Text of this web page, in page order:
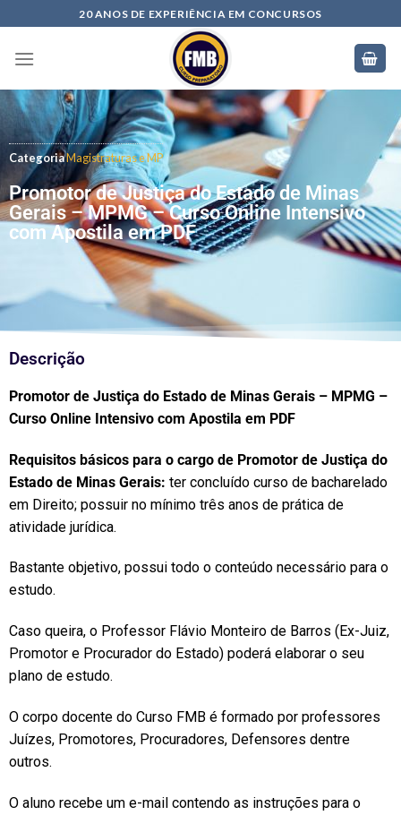
20 ANOS DE EXPERIÊNCIA EM CONCURSOS
CategoriaMagistraturas e MP
Promotor de Justiça do Estado de Minas
Gerais – MPMG – Curso Online Intensivo
com Apostila em PDF
Descrição
Promotor de Justiça do Estado de Minas Gerais – MPMG –
Curso Online Intensivo com Apostila em PDF
Requisitos básicos para o cargo de Promotor de Justiça do
Estado de Minas Gerais: ter concluído curso de bacharelado
em Direito; possuir no mínimo três anos de prática de
atividade jurídica.
Bastante objetivo, possui todo o conteúdo necessário para o
estudo.
Caso queira, o Professor Flávio Monteiro de Barros (Ex-Juiz,
Promotor e Procurador do Estado) poderá elaborar o seu
plano de estudo.
O corpo docente do Curso FMB é formado por professores
Juízes, Promotores, Procuradores, Defensores dentre
outros.
O aluno recebe um e-mail contendo as instruções para o